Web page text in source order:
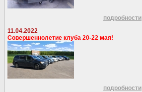
подробности
11.04.2022
Совершеннолетие клуба 20-22 мая!
подробности